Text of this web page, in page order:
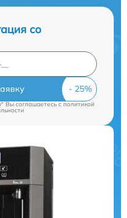
со
Вы соглашаетесь c политикой